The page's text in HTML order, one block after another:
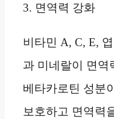
3. 면역력 강화
비타민 A, C, E,
과 미네랄이 면역
베타카로틴 성분
보호하고 면역력